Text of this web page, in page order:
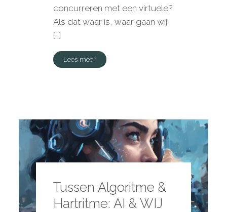
concurreren met een virtuele?
Als dat waar is, waar gaan wij
[…]
Lees meer
Tussen Algoritme &
Hartritme: AI & WIJ